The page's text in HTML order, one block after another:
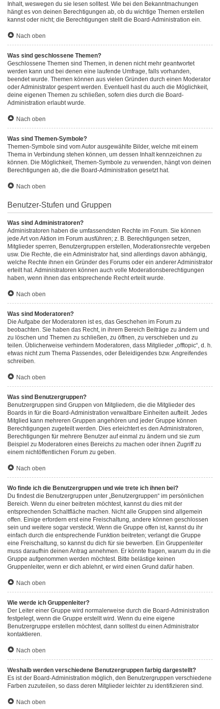
Inhalt, weswegen du sie lesen solltest. Wie bei den Bekanntmachungen
hängt es von deinen Berechtigungen ab, ob du wichtige Themen erstellen
kannst oder nicht; die Berechtigungen stellt die Board-Administration ein.
Nach oben
Was sind geschlossene Themen?
Geschlossene Themen sind Themen, in denen nicht mehr geantwortet
werden kann und bei denen eine laufende Umfrage, falls vorhanden,
beendet wurde. Themen können aus vielen Gründen durch einen Moderator
oder Administrator gesperrt werden. Eventuell hast du auch die Möglichkeit,
deine eigenen Themen zu schließen, sofern dies durch die Board-
Administration erlaubt wurde.
Nach oben
Was sind Themen-Symbole?
Themen-Symbole sind vom Autor ausgewählte Bilder, welche mit einem
Thema in Verbindung stehen können, um dessen Inhalt kennzeichnen zu
können. Die Möglichkeit, Themen-Symbole zu verwenden, hängt von deinen
Berechtigungen ab, die die Board-Administration gesetzt hat.
Nach oben
Benutzer-Stufen und Gruppen
Was sind Administratoren?
Administratoren haben die umfassendsten Rechte im Forum. Sie können
jede Art von Aktion im Forum ausführen; z. B. Berechtigungen setzen,
Mitglieder sperren, Benutzergruppen erstellen, Moderationsrechte vergeben
usw. Die Rechte, die ein Administrator hat, sind allerdings davon abhängig,
welche Rechte ihnen ein Gründer des Forums oder ein anderer Administrator
erteilt hat. Administratoren können auch volle Moderationsberechtigungen
haben, wenn ihnen das entsprechende Recht erteilt wurde.
Nach oben
Was sind Moderatoren?
Die Aufgabe der Moderatoren ist es, das Geschehen im Forum zu
beobachten. Sie haben das Recht, in ihrem Bereich Beiträge zu ändern und
zu löschen und Themen zu schließen, zu öffnen, zu verschieben und zu
teilen. Üblicherweise verhindern Moderatoren, dass Mitglieder „offtopic“, d. h.
etwas nicht zum Thema Passendes, oder Beleidigendes bzw. Angreifendes
schreiben.
Nach oben
Was sind Benutzergruppen?
Benutzergruppen sind Gruppen von Mitgliedern, die die Mitglieder des
Boards in für die Board-Administration verwaltbare Einheiten aufteilt. Jedes
Mitglied kann mehreren Gruppen angehören und jeder Gruppe können
Berechtigungen zugeteilt werden. Dies erleichtert es den Administratoren,
Berechtigungen für mehrere Benutzer auf einmal zu ändern und sie zum
Beispiel zu Moderatoren eines Bereichs zu machen oder ihnen Zugriff zu
einem nichtöffentlichen Forum zu geben.
Nach oben
Wo finde ich die Benutzergruppen und wie trete ich ihnen bei?
Du findest die Benutzergruppen unter „Benutzergruppen“ im persönlichen
Bereich. Wenn du einer beitreten möchtest, kannst du dies mit der
entsprechenden Schaltfläche machen. Nicht alle Gruppen sind allgemein
offen. Einige erfordern erst eine Freischaltung, andere können geschlossen
sein und weitere sogar versteckt. Wenn die Gruppe offen ist, kannst du ihr
einfach durch die entsprechende Funktion beitreten; verlangt die Gruppe
eine Freischaltung, so kannst du dich für sie bewerben. Ein Gruppenleiter
muss daraufhin deinen Antrag annehmen. Er könnte fragen, warum du in die
Gruppe aufgenommen werden möchtest. Bitte belästige keinen
Gruppenleiter, wenn er dich ablehnt, er wird einen Grund dafür haben.
Nach oben
Wie werde ich Gruppenleiter?
Der Leiter einer Gruppe wird normalerweise durch die Board-Administration
festgelegt, wenn die Gruppe erstellt wird. Wenn du eine eigene
Benutzergruppe erstellen möchtest, dann solltest du einen Administrator
kontaktieren.
Nach oben
Weshalb werden verschiedene Benutzergruppen farbig dargestellt?
Es ist der Board-Administration möglich, den Benutzergruppen verschiedene
Farben zuzuteilen, so dass deren Mitglieder leichter zu identifizieren sind.
Nach oben